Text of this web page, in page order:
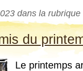
dans la rubrique
du
Le printemps